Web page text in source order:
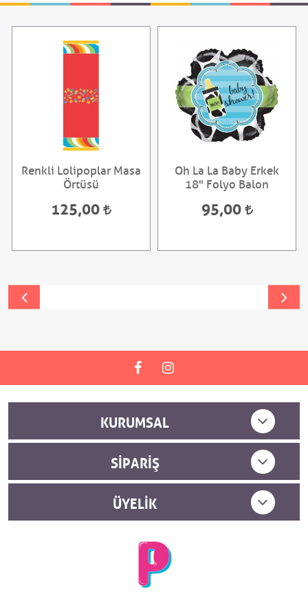
Renkli Lolipoplar Masa
Örtüsü
125,00
Oh La La Baby Erkek
18" Folyo Balon
95,00
KURUMSAL
SIPARIŞ
ÜYELIK